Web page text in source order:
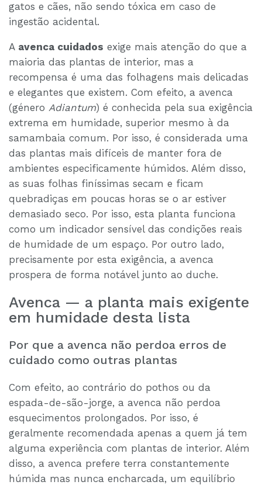
gatos e cães, não sendo tóxica em caso de
ingestão acidental.
A avenca cuidados exige mais atenção do que a
maioria das plantas de interior, mas a
recompensa é uma das folhagens mais delicadas
e elegantes que existem. Com efeito, a avenca
(género Adiantum) é conhecida pela sua exigência
extrema em humidade, superior mesmo à da
samambaia comum. Por isso, é considerada uma
das plantas mais difíceis de manter fora de
ambientes especificamente húmidos. Além disso,
as suas folhas finíssimas secam e ficam
quebradiças em poucas horas se o ar estiver
demasiado seco. Por isso, esta planta funciona
como um indicador sensível das condições reais
de humidade de um espaço. Por outro lado,
precisamente por esta exigência, a avenca
prospera de forma notável junto ao duche.
Avenca — a planta mais exigente
em humidade desta lista
Por que a avenca não perdoa erros de
cuidado como outras plantas
Com efeito, ao contrário do pothos ou da
espada-de-são-jorge, a avenca não perdoa
esquecimentos prolongados. Por isso, é
geralmente recomendada apenas a quem já tem
alguma experiência com plantas de interior. Além
disso, a avenca prefere terra constantemente
húmida mas nunca encharcada, um equilíbrio